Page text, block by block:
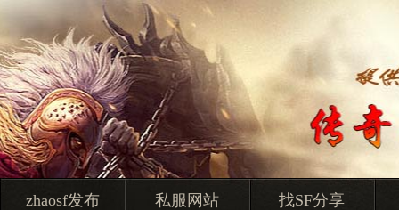
zhaosf发布 私服网站 找SF分享